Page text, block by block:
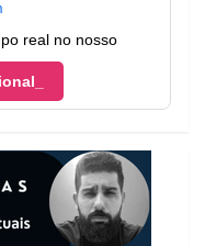
real no nosso